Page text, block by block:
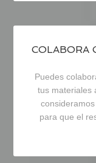
COLABORA
Puedes
tus materiales
para que el